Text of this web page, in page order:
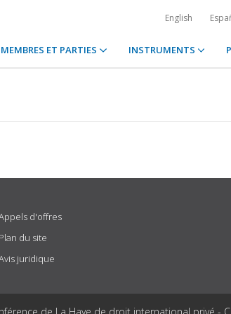
English
MEMBRES ET PARTIES INSTRUMENTS
d'offres
Plan du site
juridique